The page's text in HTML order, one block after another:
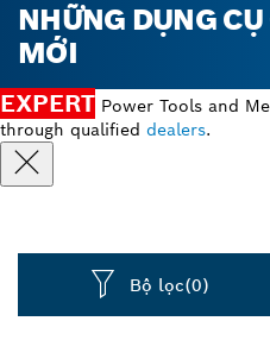
NHỮNG DỤNG
MỚI
EXPERT Power Tools and
through qualified dealers.
Bộ lọc(0)